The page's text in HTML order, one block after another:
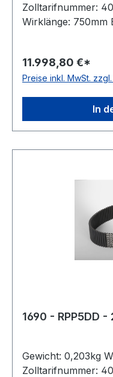
Zolltarifnummer:
Wirklänge: 750mm
11.998,80 €*
Preise inkl. MwSt.
In
1690 - RPP5DD -
Gewicht: 0,203kg
Zolltarifnummer: